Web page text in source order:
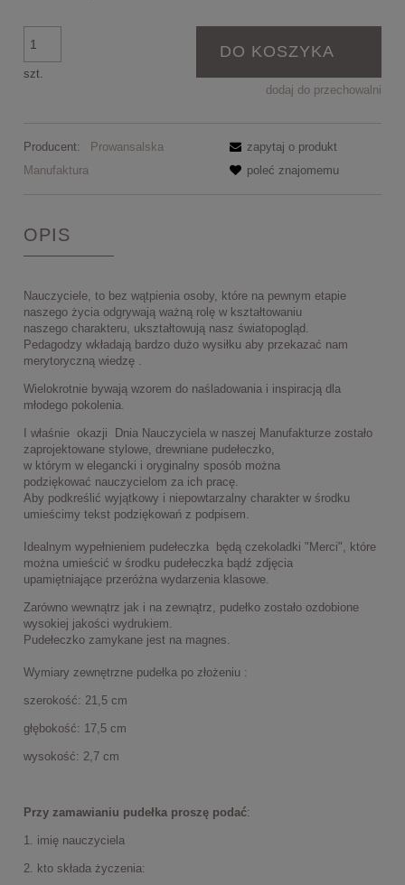
szt.
DO KOSZYKA
dodaj do przechowalni
Producent:
Prowansalska
Manufaktura
zapytaj o produkt
poleć znajomemu
OPIS
Nauczyciele, to bez wątpienia osoby, które na pewnym etapie
naszego życia odgrywają ważną rolę w kształtowaniu
naszego charakteru, ukształtowują nasz światopogląd.
Pedagodzy wkładają bardzo dużo wysiłku aby przekazać nam
merytoryczną wiedzę .
Wielokrotnie bywają wzorem do naśladowania i inspiracją dla
młodego pokolenia.
I właśnie okazji Dnia Nauczyciela w naszej Manufakturze zostało
zaprojektowane stylowe, drewniane pudełeczko,
w którym w elegancki i oryginalny sposób można
podziękować nauczycielom za ich pracę.
Aby podkreślić wyjątkowy i niepowtarzalny charakter w środku
umieścimy tekst podziękowań z podpisem.
Idealnym wypełnieniem pudełeczka będą czekoladki "Merci", które
można umieścić w środku pudełeczka bądź zdjęcia
upamiętniające przeróżna wydarzenia klasowe.
Zarówno wewnątrz jak i na zewnątrz, pudełko zostało ozdobione
wysokiej jakości wydrukiem.
Pudełeczko zamykane jest na magnes.
Wymiary zewnętrzne pudełka po złożeniu :
szerokość: 21,5 cm
głębokość: 17,5 cm
wysokość: 2,7 cm
Przy zamawianiu pudełka proszę podać:
1. imię nauczyciela
2. kto składa życzenia: